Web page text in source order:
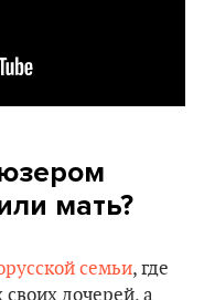
мать?
семьи, где
своих дочерей, а